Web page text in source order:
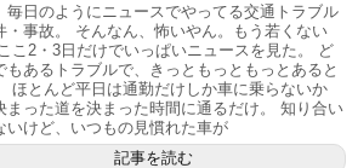
毎日のようにニュースでやってる交通トラブル
・事故。 そんなん、怖いやん。もう若くない
こ2・3日だけでいっぱいニュースを見た。 ど
もあるトラブルで、きっともっともっとあると
ほとんど平日は通勤だけしか車に乗らないか
まった道を決まった時間に通るだけ。 知り合い
いけど、いつもの見慣れた車が
記事を読む